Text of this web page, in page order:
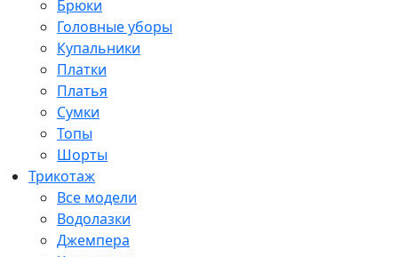
Брюки
Головные уборы
Купальники
Платки
Платья
Сумки
Топы
Шорты
Трикотаж
Все модели
Водолазки
Джемпера